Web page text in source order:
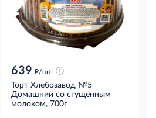
639 д/шт
Торт Хлебозавод №5
Домашний со сгущенным
молоком, 700г